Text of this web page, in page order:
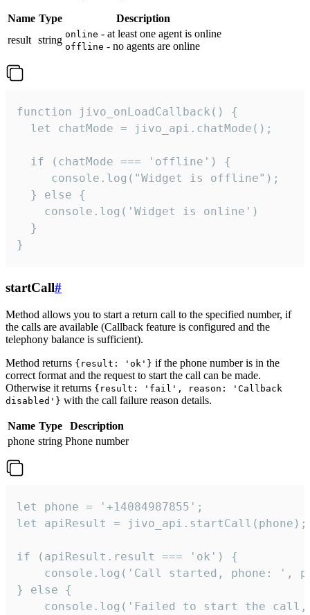
Name Type
Description
result string online - at least one agent is online
offline - no agents are online
function jivo_onLoadCallback() {
  let chatMode = jivo_api.chatMode();
  if (chatMode === 'offline') {
     console.log("Widget is offline");
  } else {
    console.log('Widget is online')
  }
}
startCall#
Method allows you to start a return call to the specified number, if
the calls are available (Callback feature is configured and the
telephony balance is sufficient).
Method returns {result: 'ok'} if the phone number is in the
correct format and the request to start the call can be made.
Otherwise it returns {result: 'fail', reason: 'Callback
disabled'} with the call failure reason details.
Name Type
Description
phone string Phone number
let phone = '+14084987855';
let apiResult = jivo_api.startCall(phone);
if (apiResult.result === 'ok') {
console.log('Call started, phone: ',
} else {
console.log('Failed to start the